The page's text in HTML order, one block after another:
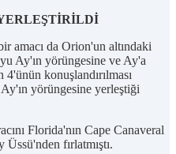
amacı da Orion'un altındaki
Ay'ın yörüngesine ve Ay'a
konuşlandırılması
Ay'ın yörüngesine yerleştiği
Florida'nın Cape Canaveral
fırlatmıştı.